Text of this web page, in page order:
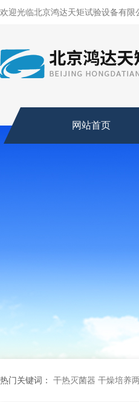
欢迎光临北京鸿达天矩试验设备有限
网站首页
热门关键词： 干热灭菌器 干燥培养